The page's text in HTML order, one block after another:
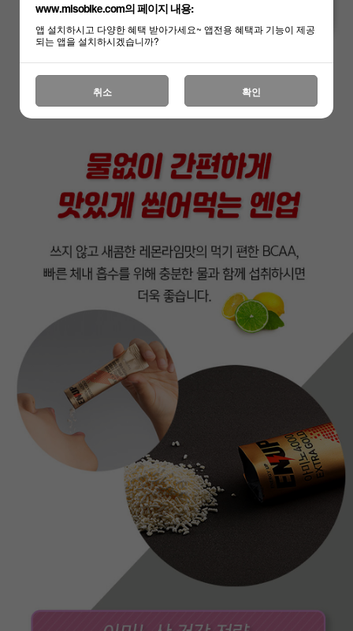
www.misobike.com의 페이지 내용:
앱 설치하시고 다양한 혜택 받아가세요~ 앱전용 혜택과 기능이 제공
되는 앱을 설치하시겠습니까?
취소 확인